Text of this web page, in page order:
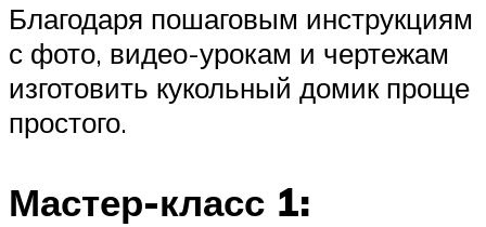
Благодаря пошаговым инструкциям
с фото, видео-урокам и чертежам
изготовить кукольный домик проще
простого.
Мастер-класс 1: